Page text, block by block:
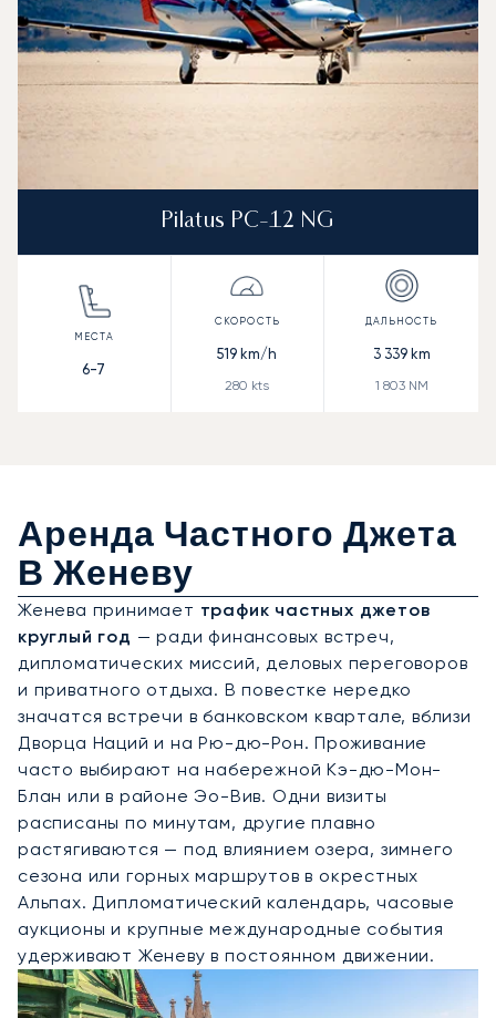
Pilatus PC-12 NG
6-7
519 km/h
280 kts
3 339km
1 803NM
Аренда Частного Джета
В Женеву
Женева принимает трафик частных джетов
круглый год — ради финансовых встреч,
дипломатических миссий, деловых переговоров
и приватного отдыха. В повестке нередко
значатся встречи в банковском квартале, вблизи
Дворца Наций и на Рю-дю-Рон. Проживание
часто выбирают на набережной Кэ-дю-Мон-
Блан или в районе Эо-Вив. Одни визиты
расписаны по минутам, другие плавно
растягиваются — под влиянием озера, зимнего
сезона или горных маршрутов в окрестных
Альпах. Дипломатический календарь, часовые
аукционы и крупные международные события
удерживают Женеву в постоянном движении.